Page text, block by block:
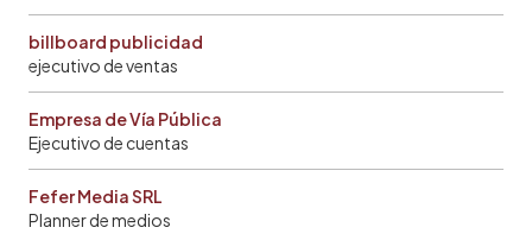
billboard publicidad
ejecutivo de ventas
Empresa de Vía Pública
Ejecutivo de cuentas
Fefer Media SRL
Planner de medios